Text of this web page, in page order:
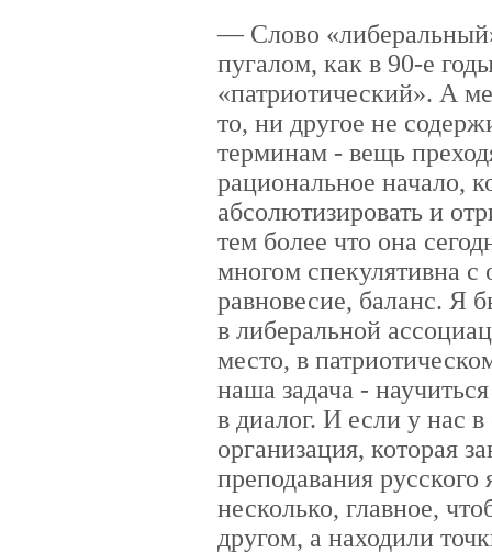
— Слово
пугалом, как в 90-е
«патриотический». А
то, ни другое не
терминам - вещь
рациональное начало,
абсолютизировать и
тем более что она
многом спекулятивна
равновесие, баланс. Я
в либеральной
место, в
наша задача -
в диалог. И если у нас в
организация, которая
преподавания
несколько, главное,
другом, а находили